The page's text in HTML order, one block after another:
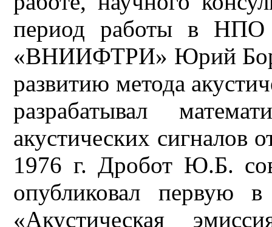
период работы в НПО
«ВНИИФТРИ» Юрий
развитию метода
разрабатывал
акустических сигналов
1976 г. Дробот Ю.Б.
опубликовал первую
«Акустическая